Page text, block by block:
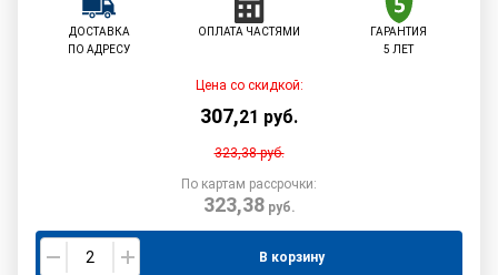
ДОСТАВКА
ПО АДРЕСУ
ОПЛАТА ЧАСТЯМИ
ГАРАНТИЯ
5 ЛЕТ
Цена со скидкой:
307,21 руб.
323,38руб.
По картам рассрочки:
323,38руб.
В корзину